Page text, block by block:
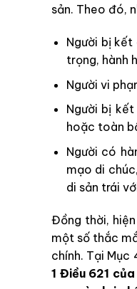
sản. Theo đó,
Người bị kết
trọng, hành
Người vi
Người bị
hoặc toàn
Người có
mạo di
di sản trái
Đồng thời,
một số thắc
chính. Tại Mục
1 Điều 621